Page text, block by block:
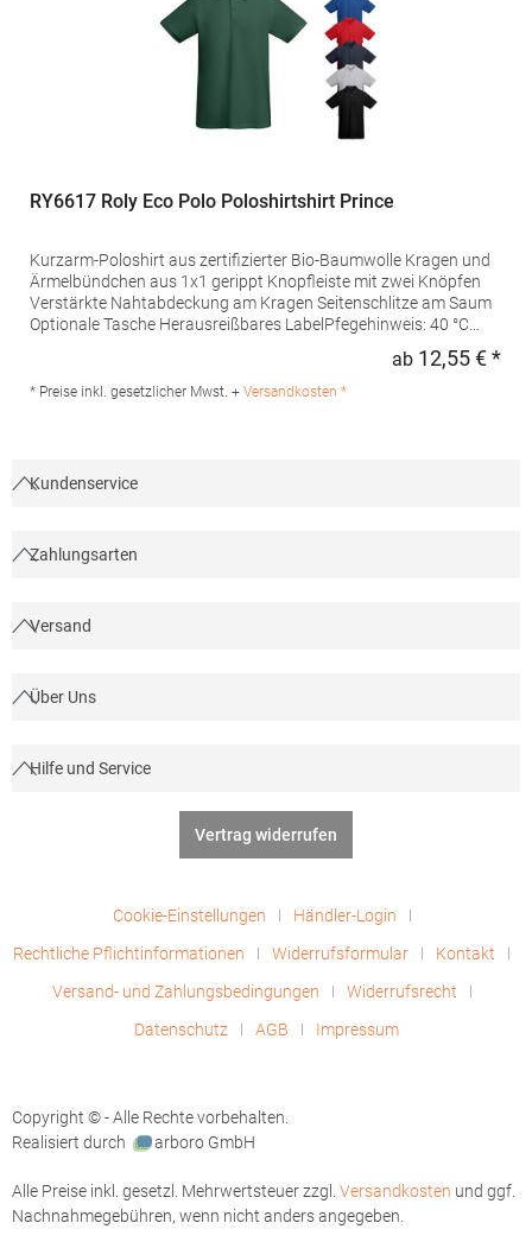
RY6617 Roly Eco Polo Poloshirtshirt Prince
Kurzarm-Poloshirt aus zertifizierter Bio-Baumwolle Kragen und
Ärmelbündchen aus 1x1 gerippt Knopfleiste mit zwei Knöpfen
Verstärkte Nahtabdeckung am Kragen Seitenschlitze am Saum
Optionale Tasche Herausreißbares LabelPfegehinweis: 40 °C
g/m²Materialzusammensetzung: 100% Baumwolle (Heather
Grey: 85% Baumwolle / 15% Viskose)Angaben zur
ab 12,55 € *
* Preise inkl. gesetzlicher Mwst. + Versandkosten *
Kundenservice
Zahlungsarten
Versand
Über Uns
Hilfe und Service
Vertrag widerrufen
Cookie-Einstellungen
Händler-Login
Rechtliche Pflichtinformationen
Widerrufsformular
Kontakt
Versand- und Zahlungsbedingungen
Widerrufsrecht
Datenschutz
AGB Impressum
Copyright © - Alle Rechte vorbehalten.
Realisiert durch
arboro GmbH
Alle Preise inkl. gesetzl. Mehrwertsteuer zzgl. Versandkosten und ggf.
Nachnahmegebühren, wenn nicht anders angegeben.